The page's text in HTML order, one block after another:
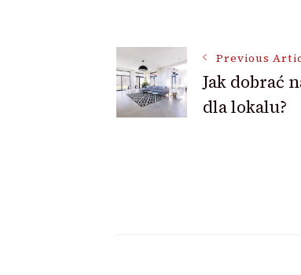
Navigation
Previous
Jak dobrać
dla lokalu?